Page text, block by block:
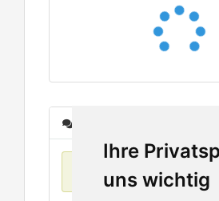
Ihre
uns wichtig
Keine Einträge